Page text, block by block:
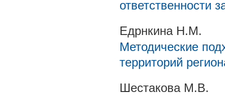
ответственности
Едрнкина Н.М.
Методические
территорий
Шестакова М.В.